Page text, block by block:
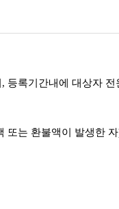
록기간내에 대상자
는 환불액이 발생한